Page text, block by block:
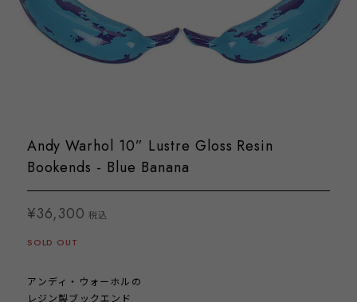
Andy Warhol 10” Lustre Gloss Resin
Bookends - Blue Banana
¥36,300 税込
SOLD OUT
アンディ・ウォーホルの
レジン製ブックエンド